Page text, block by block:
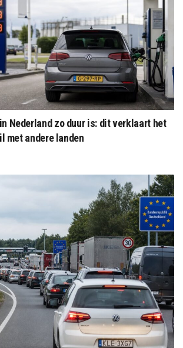
Nederland zo duur is: dit verklaart het
met andere landen